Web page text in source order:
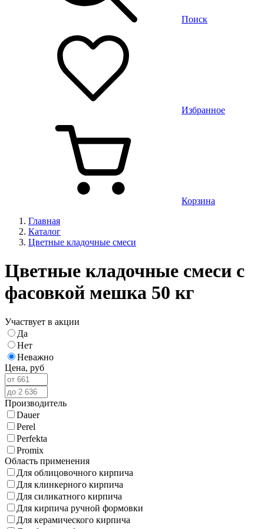
Поиск
Избранное
Корзина
Главная
Каталог
Цветные кладочные смеси
Цветные кладочные смеси с
фасовкой мешка 50 кг
Участвует в акции
Да
Нет
Неважно
Цена, руб
Производитель
Dauer
Perel
Perfekta
Promix
Область применения
Для облицовочного кирпича
Для клинкерного кирпича
Для силикатного кирпича
Для кирпича ручной формовки
Для керамического кирпича